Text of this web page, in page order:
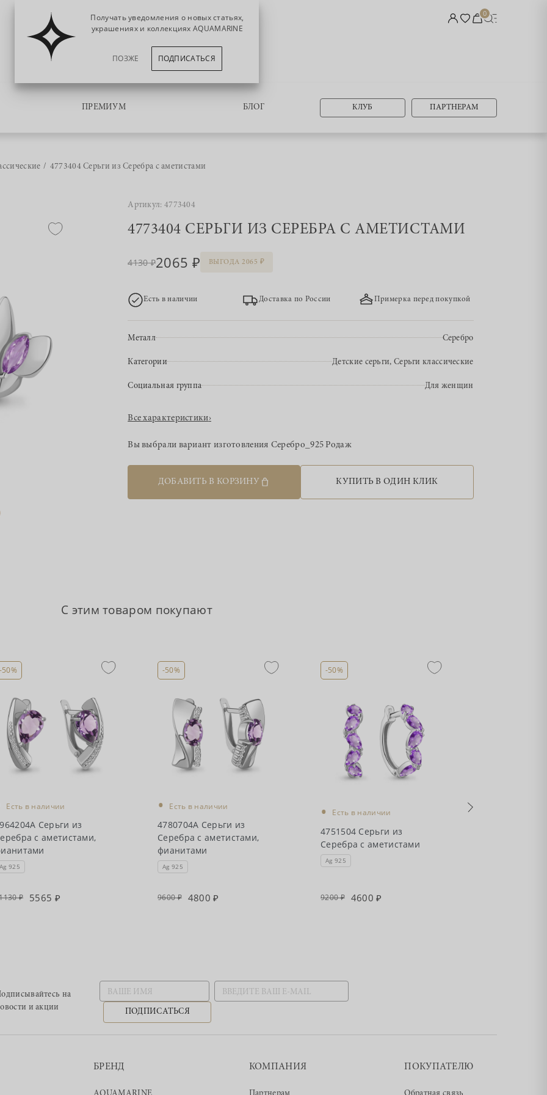
0
ПРЕМИУМ БЛОГ КЛУБ ПАРТНЕРАМ
4773404 Серьги из Серебра с аметистами
Артикул: 4773404
4773404 СЕРЬГИ ИЗ СЕРЕБРА С АМЕТИСТАМИ
4130 2065 ВЫГОДА 2065
Есть в наличии Доставка по России Примерка перед покупкой
Металл Серебро
Категории Детские серьги, Серьги классические
Социальная группа Для женщин
Все характеристики›
Вы выбрали вариант изготовления Серебро_925 Родаж
ДОБАВИТЬ В КОРЗИНУ КУПИТЬ В ОДИН КЛИК
С этим товаром покупают
-50%
Есть в наличии
Серьги из
с аметистами,
Ag 925
5565
-50%
• Есть в наличии
4780704А Серьги из
Серебра с аметистами,
фианитами
Ag 925
9600 4800
-50%
• Есть в наличии
4751504 Серьги из
Серебра с аметистами
Ag 925
9200 4600
на
и акции
ПОДПИСАТЬСЯ
БРЕНД КОМПАНИЯ ПОКУПАТЕЛЮ
Получать уведомления о новых статьях,
украшениях и коллекциях AQUAMARINE
ПОЗЖЕ ПОДПИСАТЬСЯ